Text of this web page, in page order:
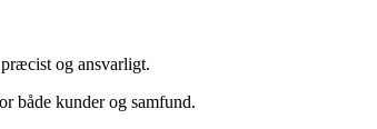
og ansvarligt.
både kunder og samfund.